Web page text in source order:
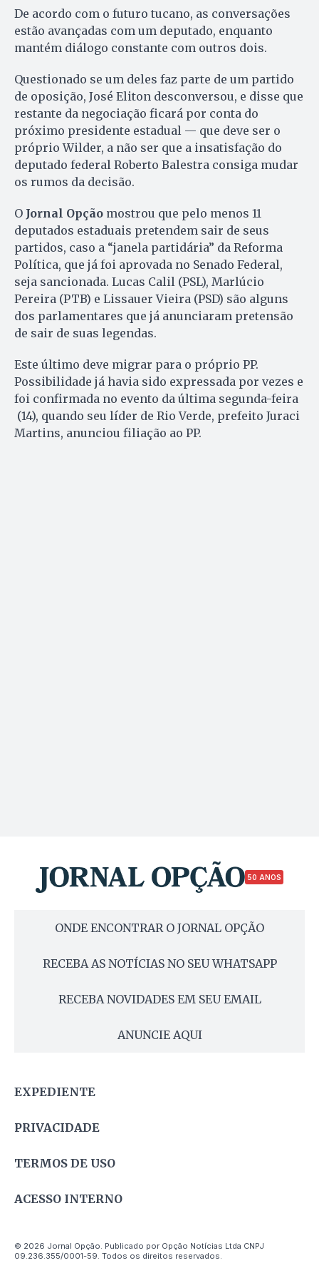
De acordo com o futuro tucano, as conversações
estão avançadas com um deputado, enquanto
mantém diálogo constante com outros dois.
Questionado se um deles faz parte de um partido
de oposição, José Eliton desconversou, e disse que
restante da negociação ficará por conta do
próximo presidente estadual — que deve ser o
próprio Wilder, a não ser que a insatisfação do
deputado federal Roberto Balestra consiga mudar
os rumos da decisão.
O Jornal Opção mostrou que pelo menos 11
deputados estaduais pretendem sair de seus
partidos, caso a “janela partidária” da Reforma
Política, que já foi aprovada no Senado Federal,
seja sancionada. Lucas Calil (PSL), Marlúcio
Pereira (PTB) e Lissauer Vieira (PSD) são alguns
dos parlamentares que já anunciaram pretensão
de sair de suas legendas.
Este último deve migrar para o próprio PP.
Possibilidade já havia sido expressada por vezes e
foi confirmada no evento da última segunda-feira
(14), quando seu líder de Rio Verde, prefeito Juraci
Martins, anunciou filiação ao PP.
50 ANOS
ONDE ENCONTRAR O JORNAL OPÇÃO
RECEBA AS NOTÍCIAS NO SEU WHATSAPP
RECEBA NOVIDADES EM SEU EMAIL
ANUNCIE AQUI
EXPEDIENTE
PRIVACIDADE
TERMOS DE USO
ACESSO INTERNO
© 2026 Jornal Opção. Publicado por Opção Notícias Ltda CNPJ
09.236.355/0001-59. Todos os direitos reservados.